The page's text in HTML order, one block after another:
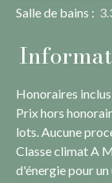
Salle de bains :
Honoraires
Prix hors
lots. Aucune
Classe climat A
d'énergie pour